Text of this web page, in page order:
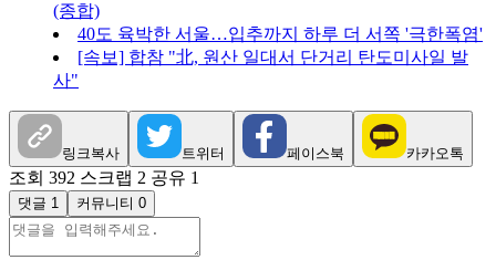
(종합)
40도 육박한 서울…입추까지 하루 더 서쪽 '극한폭염'
[속보] 합참 "北, 원산 일대서 단거리 탄도미사일 발
사"
링크복사 트위터 페이스북 카카오톡
조회 392 스크랩 2 공유 1
댓글 1 커뮤니티 0